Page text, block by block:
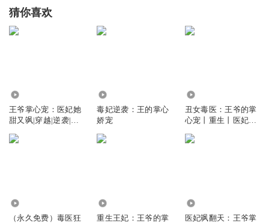
猜你喜欢
王爷掌心宠：医妃她
甜又飒|穿越|逆袭|甜
毒妃逆袭：王的掌心
娇宠
丑女毒医：王爷的掌
心宠丨重生丨医妃丨
（永久免费）毒医狂
重生王妃：王爷的掌
医妃飒翻天：王爷掌